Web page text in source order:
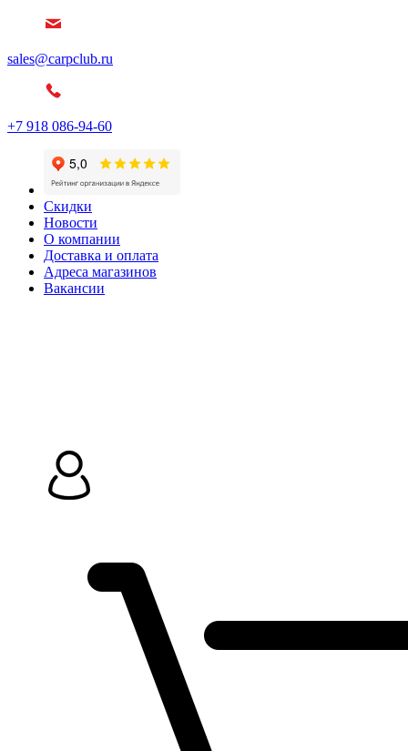
sales@carpclub.ru
+7 918 086-94-60
Скидки
Новости
О компании
Доставка и оплата
Адреса магазинов
Вакансии